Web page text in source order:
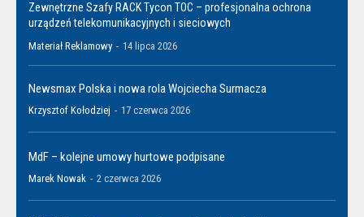
Zewnętrzne Szafy RACK Tycon TOC – profesjonalna ochrona
urządzeń telekomunikacyjnych i sieciowych
Materiał Reklamowy - 14 lipca 2026
Newsmax Polska i nowa rola Wojciecha Surmacza
Krzysztof Kołodziej - 17 czerwca 2026
MdF – kolejne umowy hurtowe podpisane
Marek Nowak - 2 czerwca 2026